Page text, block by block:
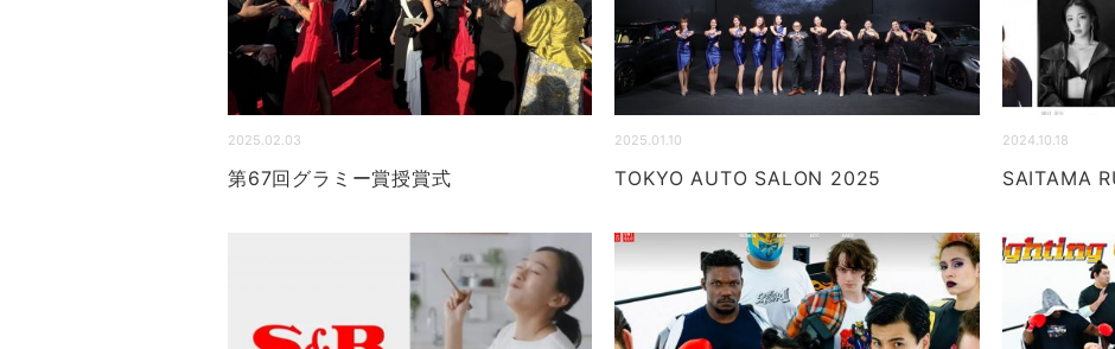
2025.02.03
第67回グラミー賞授賞式
2025.01.10
TOKYO AUTO SALON 2025
2024.10.18
SAITAMA